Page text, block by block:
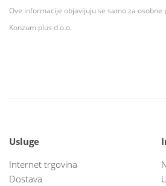
Ove informacije objavljuju se samo za
Konzum plus d.o.o.
Usluge
Internet trgovina
Dostava